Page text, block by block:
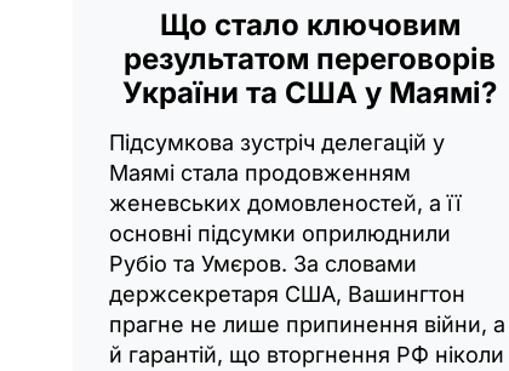
Що стало ключовим
результатом переговорів
України та США у Маямі?
Підсумкова зустріч делегацій у
Маямі стала продовженням
женевських домовленостей, а її
основні підсумки оприлюднили
Рубіо та Умєров. За словами
держсекретаря США, Вашингтон
прагне не лише припинення війни, а
й гарантій, що вторгнення РФ ніколи